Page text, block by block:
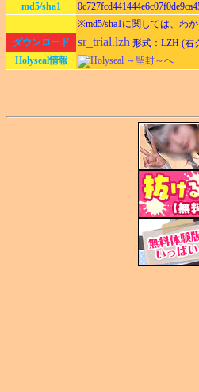
md5/sha1
※md5/sha1に関しては、わか
ダウンロード
sr_trial.lzh 形式：LZH (右
Holyseal情報
Holyseal ～聖封～へ